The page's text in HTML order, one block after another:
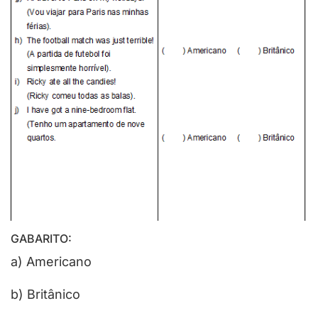
GABARITO:
a) Americano
b) Britânico